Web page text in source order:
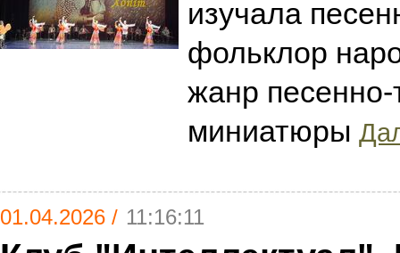
изучала
фольклор
жанр
миниатюры
01.04.2026 / 11:16:11